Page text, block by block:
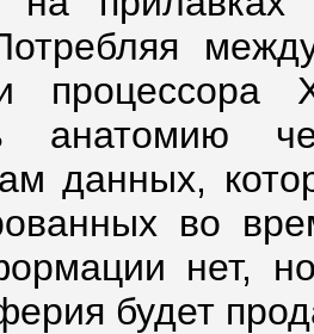
процессора
анатомию
данных,
во
нет,
будет